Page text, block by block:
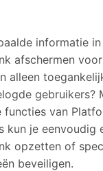
informatie
afschermen
alleen
gebruikers?
functies van
kun je eenvoudig
opzetten of
beveiligen.